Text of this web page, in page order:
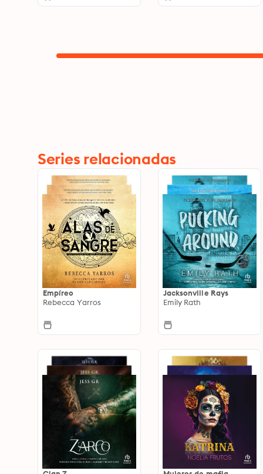
Series relacionadas
Empíreo
Rebecca Yarros
Jacksonville Rays
Emily Rath